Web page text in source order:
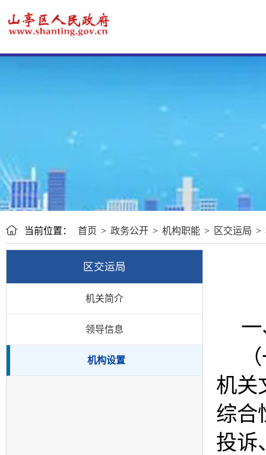
当前位置： 首页 > 政务公开 > 机构职能 > 区交运局 >
区交运局
机关简介
领导信息
机构设置
机关
综合
投诉